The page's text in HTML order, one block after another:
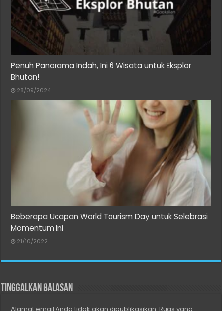
Penuh Panorama Indah, Ini 6 Wisata untuk Eksplor
Bhutan!
28/09/2024
Beberapa Ucapan World Tourism Day untuk Selebrasi
Momentum Ini
21/10/2022
Tinggalkan Balasan
Alamat email Anda tidak akan dipublikasikan. Ruas yang